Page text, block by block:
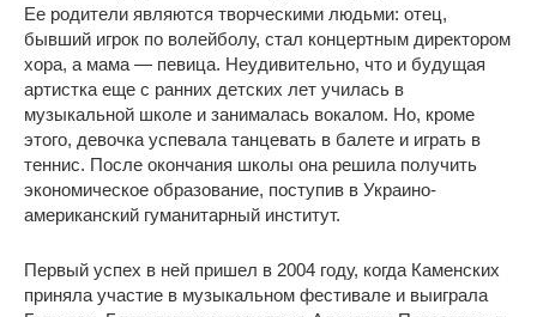
Ее родители являются творческими людьми: отец,
бывший игрок по волейболу, стал концертным директором
хора, а мама — певица. Неудивительно, что и будущая
артистка еще с ранних детских лет училась в
музыкальной школе и занималась вокалом. Но, кроме
этого, девочка успевала танцевать в балете и играть в
теннис. После окончания школы она решила получить
экономическое образование, поступив в Украино-
американский гуманитарный институт.
Первый успех в ней пришел в 2004 году, когда Каменских
приняла участие в музыкальном фестивале и выиграла